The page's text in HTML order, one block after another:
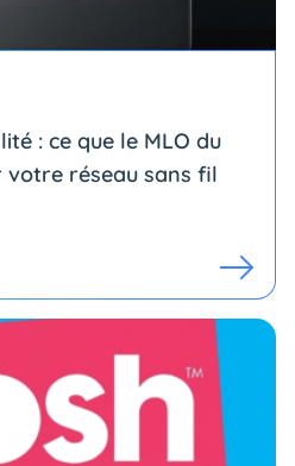
: ce que le MLO du
votre réseau sans fil